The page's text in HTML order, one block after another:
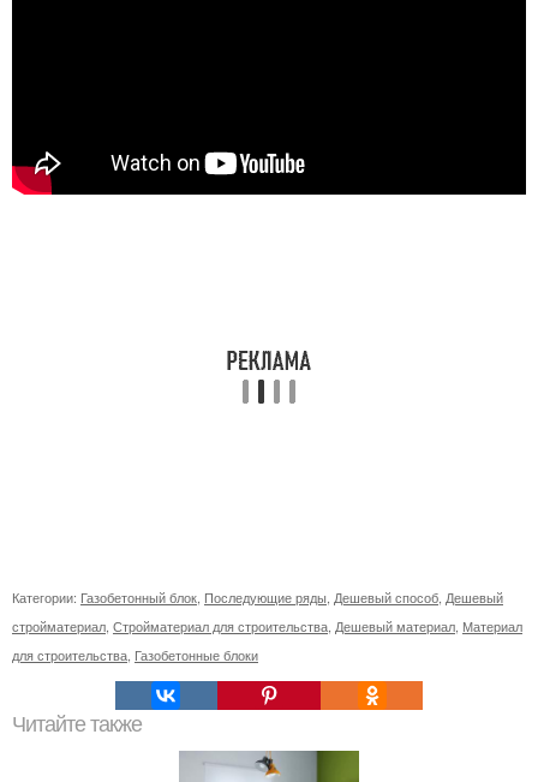
Категории: Газобетонный блок Последующие ряды Дешевый способ Дешевый
стройматериал Стройматериал для строительства Дешевый материал Материал
для строительства Газобетонные блоки
Читайте также